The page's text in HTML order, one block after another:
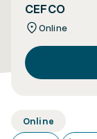
CEFCO
Online
Online